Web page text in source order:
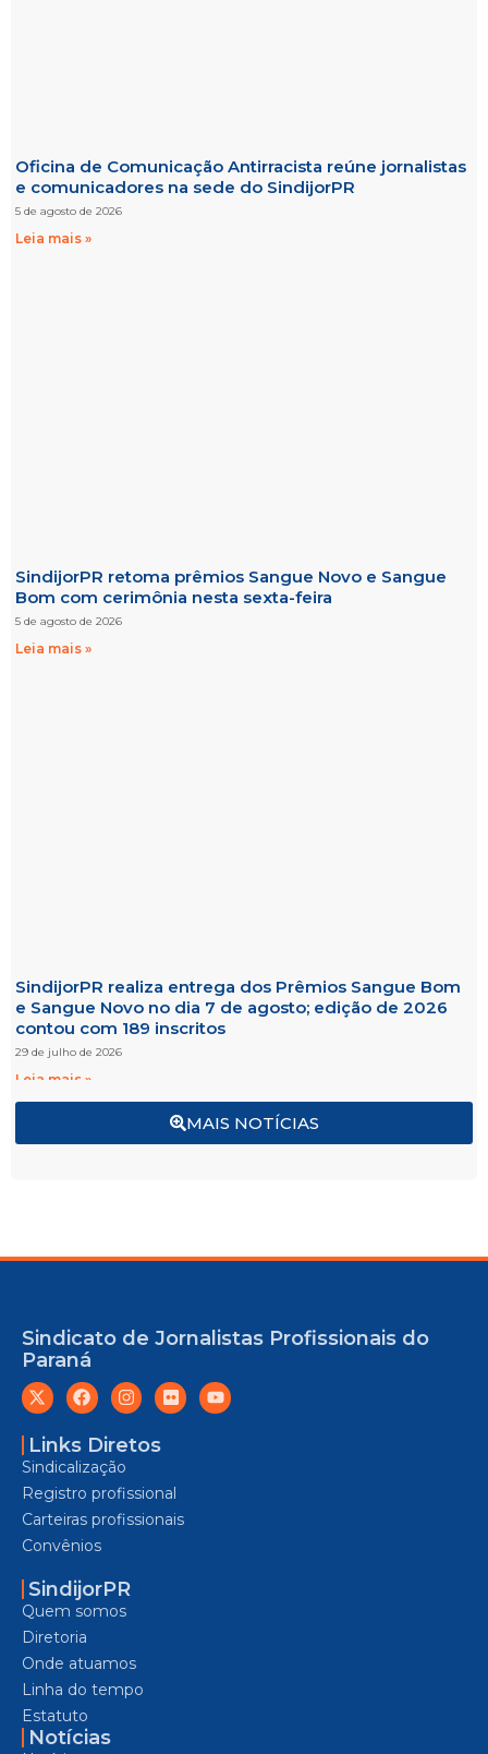
MAIS NOTÍCIAS
Oficina de Comunicação Antirracista reúne jornalistas
e comunicadores na sede do SindijorPR
5 de agosto de 2026
Leia mais »
SindijorPR retoma prêmios Sangue Novo e Sangue
Bom com cerimônia nesta sexta-feira
5 de agosto de 2026
Leia mais »
SindijorPR realiza entrega dos Prêmios Sangue Bom
e Sangue Novo no dia 7 de agosto; edição de 2026
contou com 189 inscritos
29 de julho de 2026
Leia mais »
Sindicato de Jornalistas Profissionais do
Paraná
Links Diretos
Sindicalização
Registro profissional
Carteiras profissionais
Convênios
SindijorPR
Quem somos
Diretoria
Onde atuamos
Linha do tempo
Estatuto
Notícias